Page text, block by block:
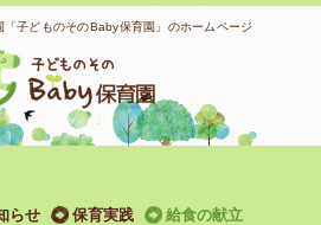
子どものそのBaby保育園」のホームページ
らせ 保育実践 給食の献立